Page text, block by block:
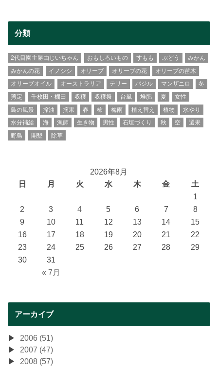
分類
2代目園主勝由じいちゃん おもしろいもの すもも ぶどう
みかん
みかんの花
イノシシ オリーブ オリーブの花
オリーブの苗木
オリーブオイル
オーストラリア テリー バジル マンザニロ
冬
剪定
千枚田・棚田 収穫 収穫祭 台風 堆肥 夏
女性
島の風景
搾油 摘果 春 柿 梅雨 植え替え 植物
水やり
水分補給
海 漁師 生き物 男性 石垣づくり 秋 空
選果
野鳥
開墾 除草
2026年8月
日
月 火 水 木 金 土
« 7月
1
2
3 4 5 6 7
8
9
10 11 12 13 14
15
16
17 18 19 20 21
22
23
24 25 26 27 28
29
30
31
アーカイブ
2006 (51)
2007 (47)
2008 (57)